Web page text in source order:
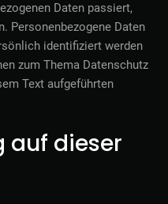
Daten passiert,
Personenbezogene Daten
identifiziert werden
zum Thema Datenschutz
Text aufgeführten
auf dieser